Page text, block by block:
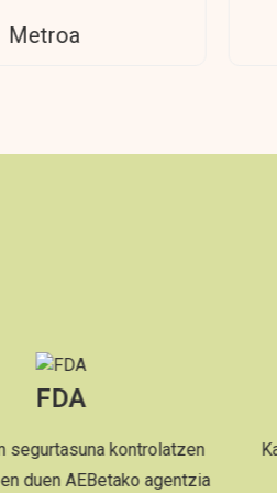
Kalitate kudeaketa sistemaren
nazioarteko estandarra.